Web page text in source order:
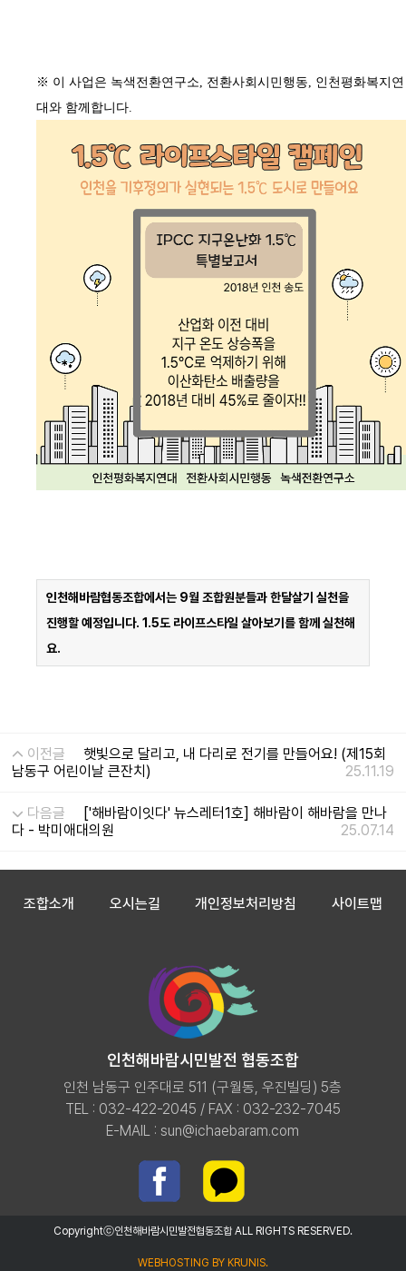
※ 이 사업은 녹색전환연구소, 전환사회시민행동, 인천평화복지연
대와 함께합니다.
인천해바람협동조합에서는 9월 조합원분들과 한달살기 실천을
진행할 예정입니다. 1.5도 라이프스타일 살아보기를 함께 실천해
요.
이전글
햇빛으로 달리고, 내 다리로 전기를 만들어요! (제15회
남동구 어린이날 큰잔치)
25.11.19
다음글
['해바람이잇다' 뉴스레터1호] 해바람이 해바람을 만나
다 - 박미애대의원
25.07.14
조합소개 오시는길 개인정보처리방침 사이트맵
인천해바람시민발전 협동조합
인천 남동구 인주대로 511 (구월동, 우진빌딩) 5층
TEL : 032-422-2045 / FAX : 032-232-7045
E-MAIL : sun@ichaebaram.com
Copyrightⓒ인천해바람시민발전협동조합 ALL RIGHTS RESERVED.
WEBHOSTING BY KRUNIS.